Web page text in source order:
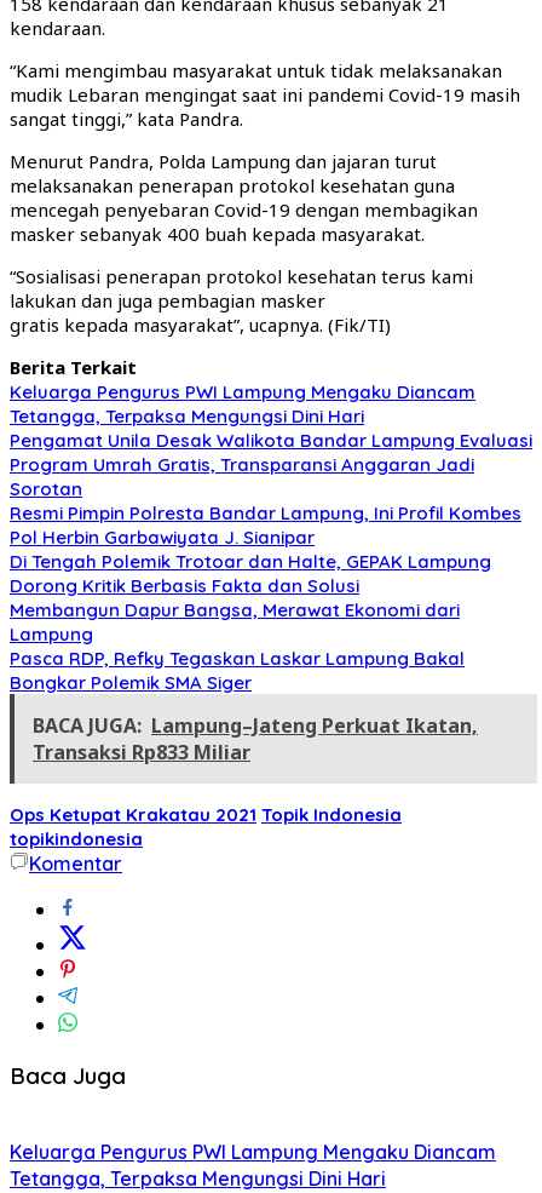
kendaraan.
“Kami mengimbau masyarakat untuk tidak melaksanakan
mudik Lebaran mengingat saat ini pandemi Covid-19 masih
sangat tinggi,” kata Pandra.
Menurut Pandra, Polda Lampung dan jajaran turut
melaksanakan penerapan protokol kesehatan guna
mencegah penyebaran Covid-19 dengan membagikan
masker sebanyak 400 buah kepada masyarakat.
“Sosialisasi penerapan protokol kesehatan terus kami
lakukan dan juga pembagian masker
gratis kepada masyarakat”, ucapnya. (Fik/TI)
Berita Terkait
Keluarga Pengurus PWI Lampung Mengaku Diancam
Tetangga, Terpaksa Mengungsi Dini Hari
Pengamat Unila Desak Walikota Bandar Lampung Evaluasi
Program Umrah Gratis, Transparansi Anggaran Jadi
Sorotan
Resmi Pimpin Polresta Bandar Lampung, Ini Profil Kombes
Pol Herbin Garbawiyata J. Sianipar
Di Tengah Polemik Trotoar dan Halte, GEPAK Lampung
Dorong Kritik Berbasis Fakta dan Solusi
Membangun Dapur Bangsa, Merawat Ekonomi dari
Lampung
Pasca RDP, Refky Tegaskan Laskar Lampung Bakal
Bongkar Polemik SMA Siger
BACA JUGA: Lampung–Jateng Perkuat Ikatan,
Transaksi Rp833 Miliar
Ops Ketupat Krakatau 2021 Topik Indonesia
topikindonesia
Komentar
Baca Juga
Keluarga Pengurus PWI Lampung Mengaku Diancam
Tetangga, Terpaksa Mengungsi Dini Hari